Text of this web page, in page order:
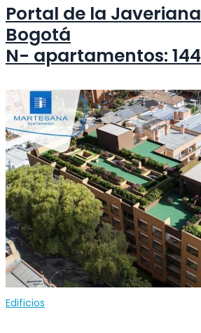
Portal de la Javeriana
Bogotá
N- apartamentos: 144
Edificios